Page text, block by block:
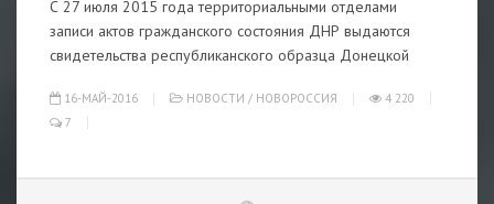
С 27 июля 2015 года территориальными отделами
записи актов гражданского состояния ДНР выдаются
свидетельства республиканского образца Донецкой
16-МАЙ-2016 НОВОСТИ / НОВОРОССИЯ
4 220
7